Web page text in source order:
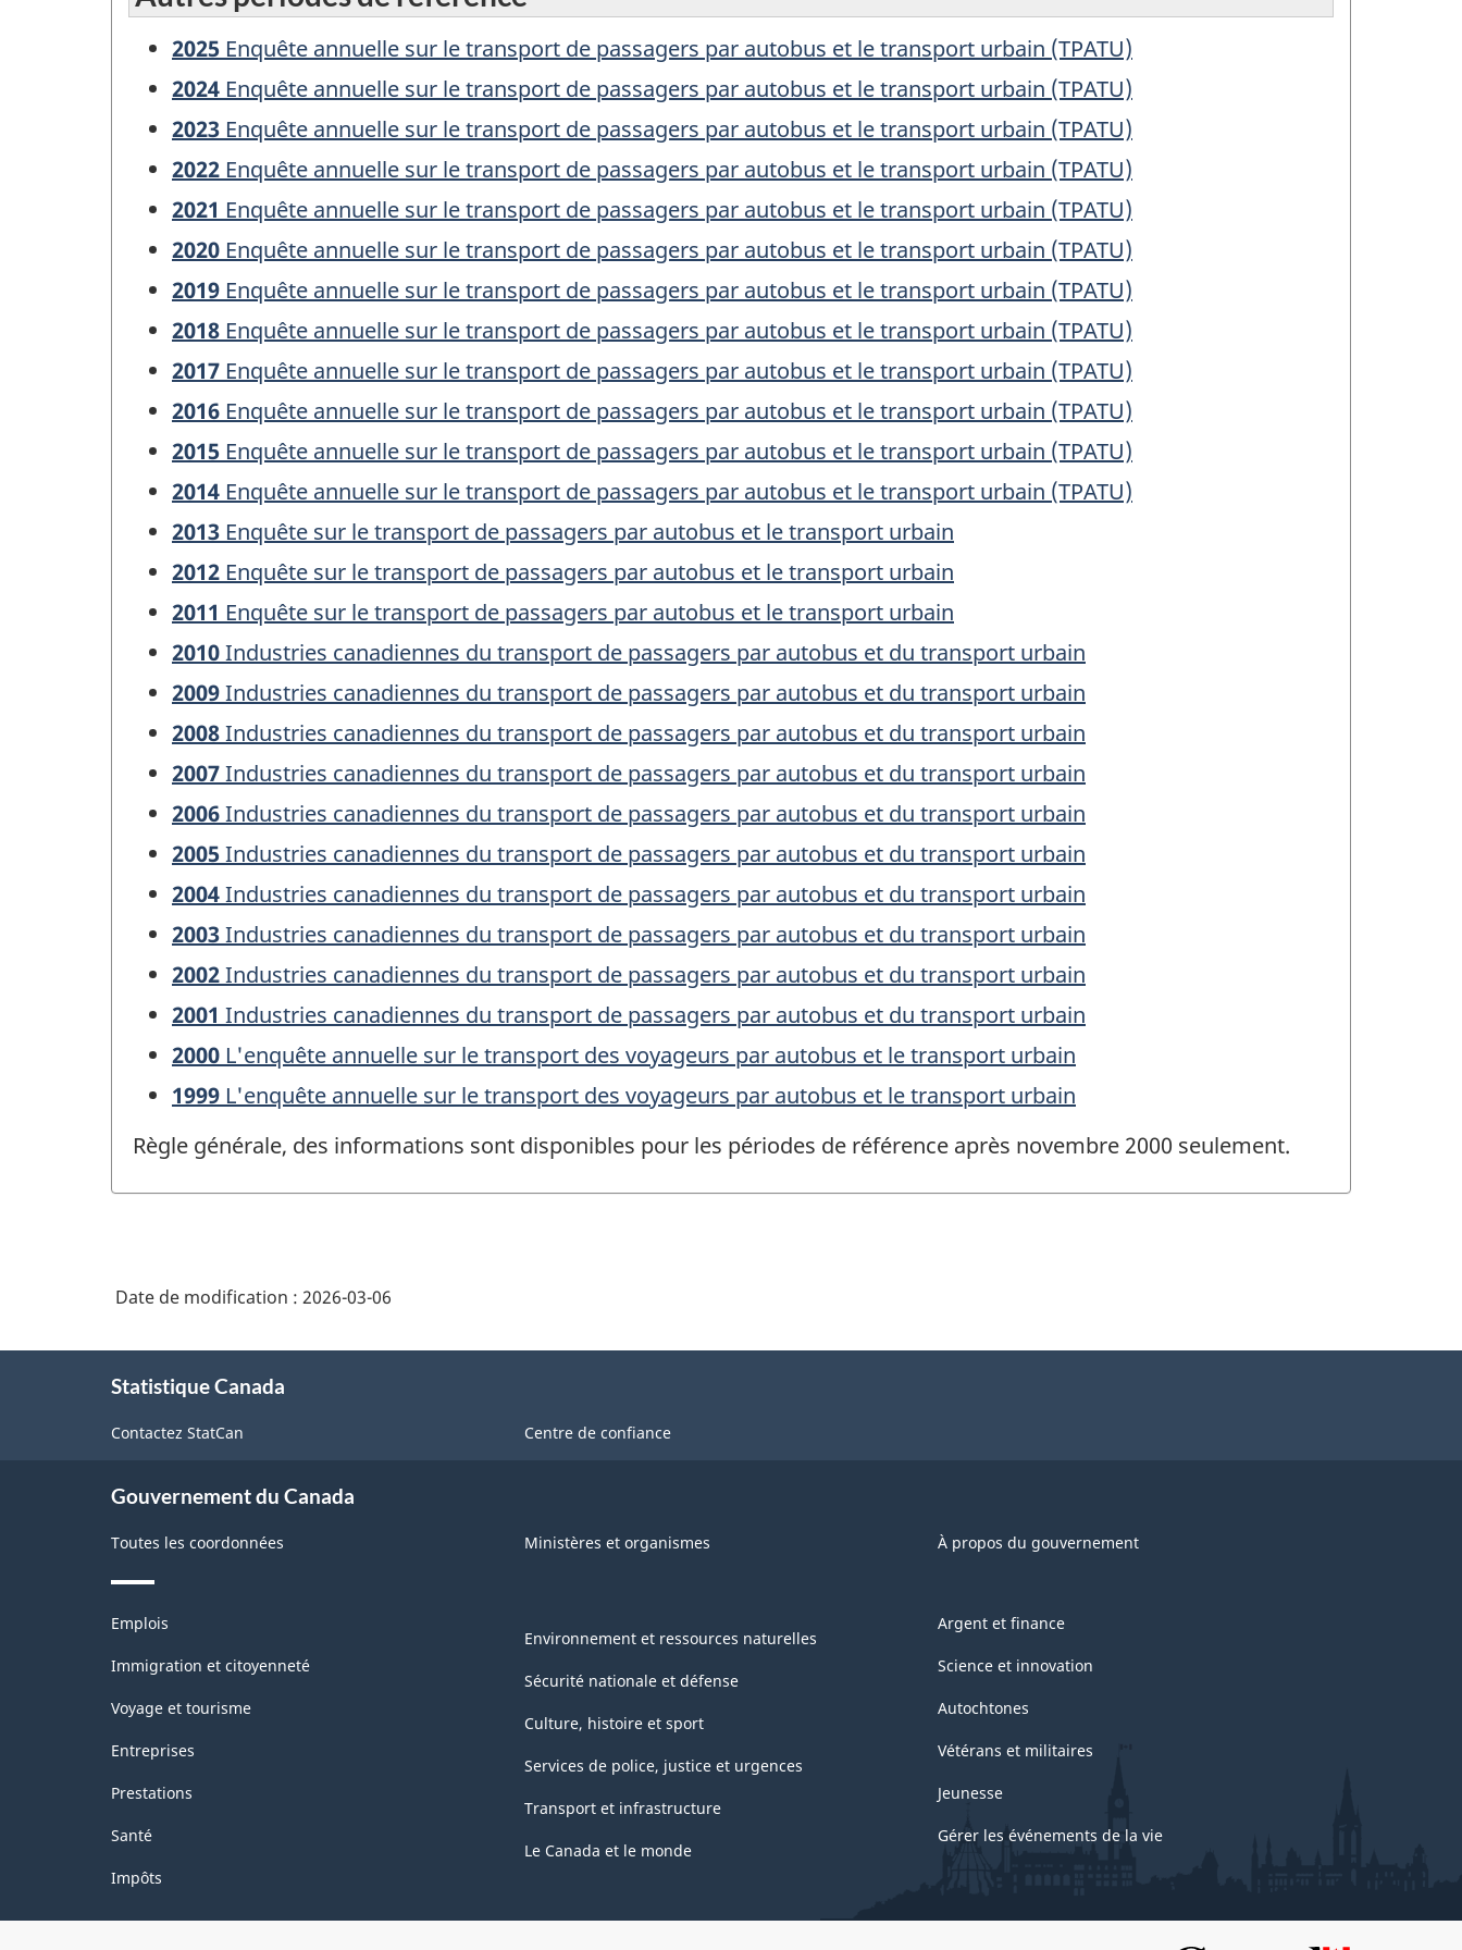
2025 Enquête annuelle sur le transport de passagers par autobus et le transport urbain (TPATU)
2024 Enquête annuelle sur le transport de passagers par autobus et le transport urbain (TPATU)
2023 Enquête annuelle sur le transport de passagers par autobus et le transport urbain (TPATU)
2022 Enquête annuelle sur le transport de passagers par autobus et le transport urbain (TPATU)
2021 Enquête annuelle sur le transport de passagers par autobus et le transport urbain (TPATU)
2020 Enquête annuelle sur le transport de passagers par autobus et le transport urbain (TPATU)
2019 Enquête annuelle sur le transport de passagers par autobus et le transport urbain (TPATU)
2018 Enquête annuelle sur le transport de passagers par autobus et le transport urbain (TPATU)
2017 Enquête annuelle sur le transport de passagers par autobus et le transport urbain (TPATU)
2016 Enquête annuelle sur le transport de passagers par autobus et le transport urbain (TPATU)
2015 Enquête annuelle sur le transport de passagers par autobus et le transport urbain (TPATU)
2014 Enquête annuelle sur le transport de passagers par autobus et le transport urbain (TPATU)
2013 Enquête sur le transport de passagers par autobus et le transport urbain
2012 Enquête sur le transport de passagers par autobus et le transport urbain
2011 Enquête sur le transport de passagers par autobus et le transport urbain
2010Industries canadiennes du transport de passagers par autobus et du transport urbain
2009Industries canadiennes du transport de passagers par autobus et du transport urbain
2008Industries canadiennes du transport de passagers par autobus et du transport urbain
2007Industries canadiennes du transport de passagers par autobus et du transport urbain
2006Industries canadiennes du transport de passagers par autobus et du transport urbain
2005Industries canadiennes du transport de passagers par autobus et du transport urbain
2004Industries canadiennes du transport de passagers par autobus et du transport urbain
2003Industries canadiennes du transport de passagers par autobus et du transport urbain
2002Industries canadiennes du transport de passagers par autobus et du transport urbain
2001 Industries canadiennes du transport de passagers par autobus et du transport urbain
2000 L'enquête annuelle sur le transport des voyageurs par autobus et le transport urbain
1999 L'enquête annuelle sur le transport des voyageurs par autobus et le transport urbain
Règle générale, des informations sont disponibles pour les périodes de référence après novembre 2000 seulement.
Date de modification : 2026-03-06
Statistique Canada
Contactez StatCan Centre de confiance
Gouvernement du Canada
Toutes les coordonnées Ministères et organismes À propos du gouvernement
Thèmes
sujets
Emplois
Immigration et citoyenneté
Voyage et tourisme
Entreprises
Prestations
Santé
Impôts
Environnement et ressources naturelles
Sécurité nationale et défense
Culture, histoire et sport
Services de police, justice et urgences
Transport et infrastructure
Le Canada et le monde
Argent et finance
Science et innovation
Autochtones
Vétérans et militaires
Jeunesse
Gérer les événements de la vie